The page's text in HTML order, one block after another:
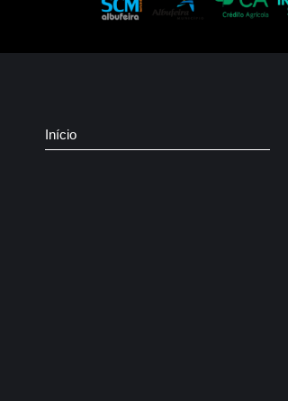
Início